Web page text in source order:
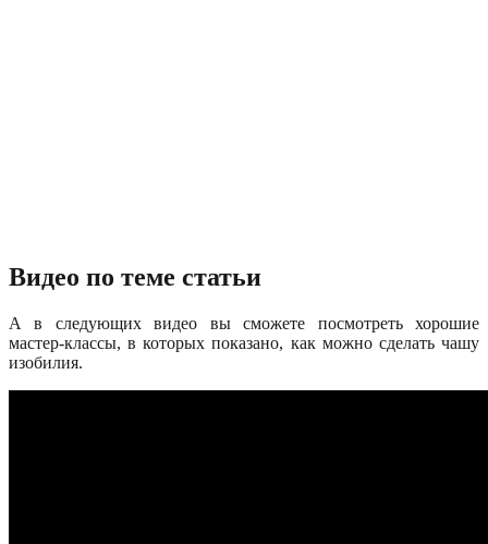
Видео по теме статьи
А в следующих видео вы сможете посмотреть хорошие
мастер-классы, в которых показано, как можно сделать чашу
изобилия.